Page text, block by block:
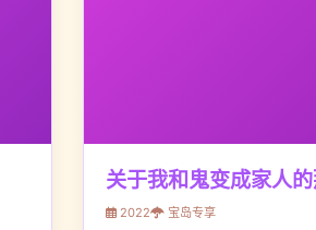
关于我和鬼变成家人
2022 宝岛专享